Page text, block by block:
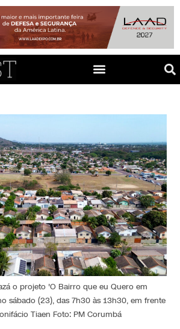
o projeto 'O Bairro que eu Quero em
sábado (23), das 7h30 às 13h30, em frente
Tiaen Foto: PM Corumbá